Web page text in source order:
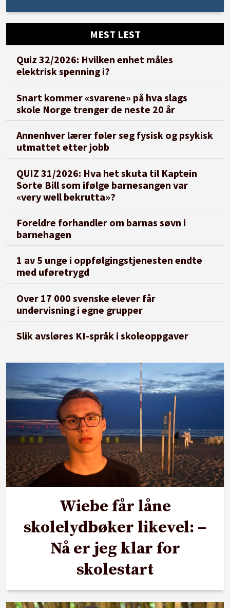
MEST LEST
Quiz 32/2026: Hvilken enhet måles
elektrisk spenning i?
Snart kommer «svarene» på hva slags
skole Norge trenger de neste 20 år
Annenhver lærer føler seg fysisk og psykisk
utmattet etter jobb
QUIZ 31/2026: Hva het skuta til Kaptein
Sorte Bill som ifølge barnesangen var
«very well bekrutta»?
Foreldre forhandler om barnas søvn i
barnehagen
1 av 5 unge i oppfølgingstjenesten endte
med uføretrygd
Over 17 000 svenske elever får
undervisning i egne grupper
Slik avsløres KI-språk i skoleoppgaver
Wiebe får låne
skolelydbøker likevel: –
Nå er jeg klar for
skolestart